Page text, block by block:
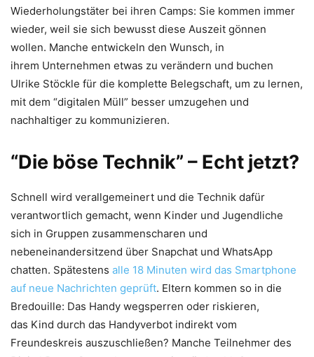
Wiederholungstäter bei ihren Camps: Sie kommen immer
wieder, weil sie sich bewusst diese Auszeit gönnen
wollen. Manche entwickeln den Wunsch, in
ihrem Unternehmen etwas zu verändern und buchen
Ulrike Stöckle für die komplette Belegschaft, um zu lernen,
mit dem “digitalen Müll” besser umzugehen und
nachhaltiger zu kommunizieren.
“Die böse Technik” – Echt jetzt?
Schnell wird verallgemeinert und die Technik dafür
verantwortlich gemacht, wenn Kinder und Jugendliche
sich in Gruppen zusammenscharen und
nebeneinandersitzend über Snapchat und WhatsApp
chatten. Spätestens alle 18 Minuten wird das Smartphone
auf neue Nachrichten geprüft. Eltern kommen so in die
Bredouille: Das Handy wegsperren oder riskieren,
das Kind durch das Handyverbot indirekt vom
Freundeskreis auszuschließen? Manche Teilnehmer des